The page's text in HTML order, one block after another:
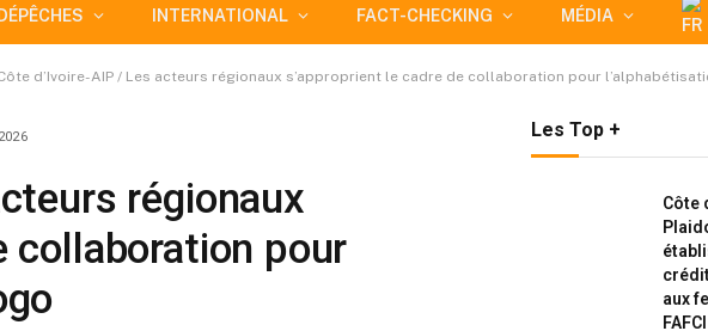
DÉPÊCHES INTERNATIONAL FACT-CHECKING MÉDIA
d’Ivoire-AIP / Les acteurs régionaux s’approprient le cadre de collaboration pour
régionaux
collaboration pour
Les Top +
Côte
aux
FAFCI